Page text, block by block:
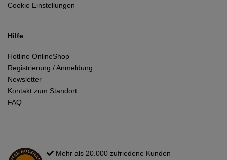
Cookie Einstellungen
Hilfe
Hotline OnlineShop
Registrierung / Anmeldung
Newsletter
Kontakt zum Standort
FAQ
Mehr als 20.000 zufriedene Kunden